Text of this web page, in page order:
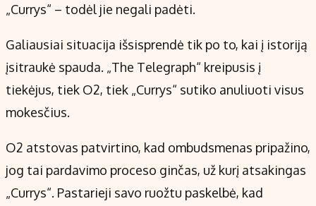
„Currys“ – todėl jie negali padėti.
Galiausiai situacija išsisprendė tik po to, kai į istoriją
įsitraukė spauda. „The Telegraph“ kreipusis į
tiekėjus, tiek O2, tiek „Currys“ sutiko anuliuoti visus
mokesčius.
O2 atstovas patvirtino, kad ombudsmenas pripažino,
jog tai pardavimo proceso ginčas, už kurį atsakingas
„Currys“. Pastarieji savo ruožtu paskelbė, kad